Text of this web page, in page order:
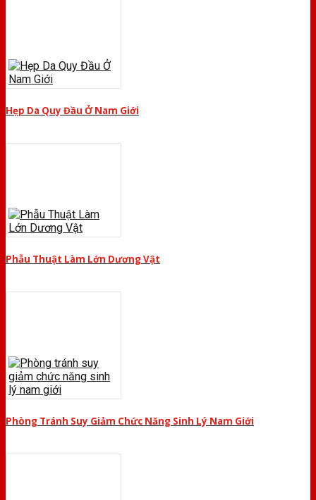
Hẹp Da Quy Đầu Ở Nam Giới
Phẫu Thuật Làm Lớn Dương Vật
Phòng Tránh Suy Giảm Chức Năng Sinh Lý Nam Giới